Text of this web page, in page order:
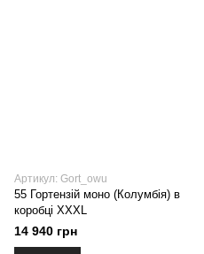
Артикул: Gort_owu
55 Гортензій моно (Колумбія) в
коробці XXXL
14 940 грн